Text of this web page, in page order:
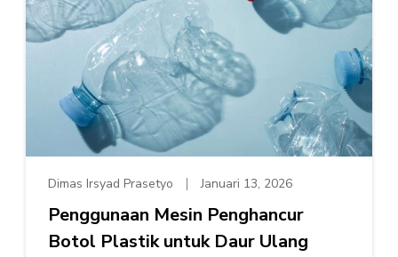
Dimas Irsyad Prasetyo Januari 13, 2026
Penggunaan Mesin Penghancur
Botol Plastik untuk Daur Ulang